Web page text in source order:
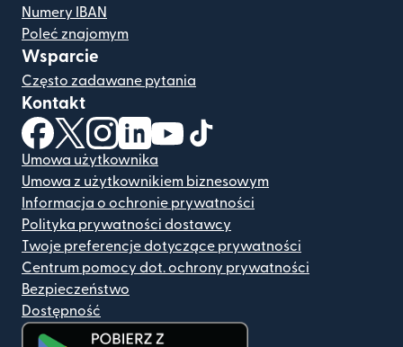
Numery IBAN
Poleć znajomym
Wsparcie
Często zadawane pytania
Kontakt
(otwiera się w nowym oknie)
(otwiera się w nowym oknie)
(otwiera się w nowym oknie)
(otwiera się w nowym oknie)
(otwiera się w nowym oknie)
Umowa użytkownika
Umowa z użytkownikiem biznesowym
Informacja o ochronie prywatności
Polityka prywatności dostawcy
Twoje preferencje dotyczące prywatności
Centrum pomocy dot. ochrony prywatności
Bezpieczeństwo
Dostępność